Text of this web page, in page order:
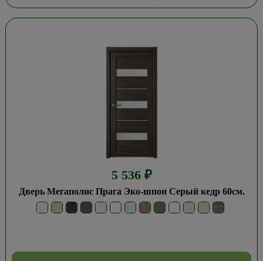
5 536 ₽
Дверь Мегаполис Прага Эко-шпон Серый кедр 60см.